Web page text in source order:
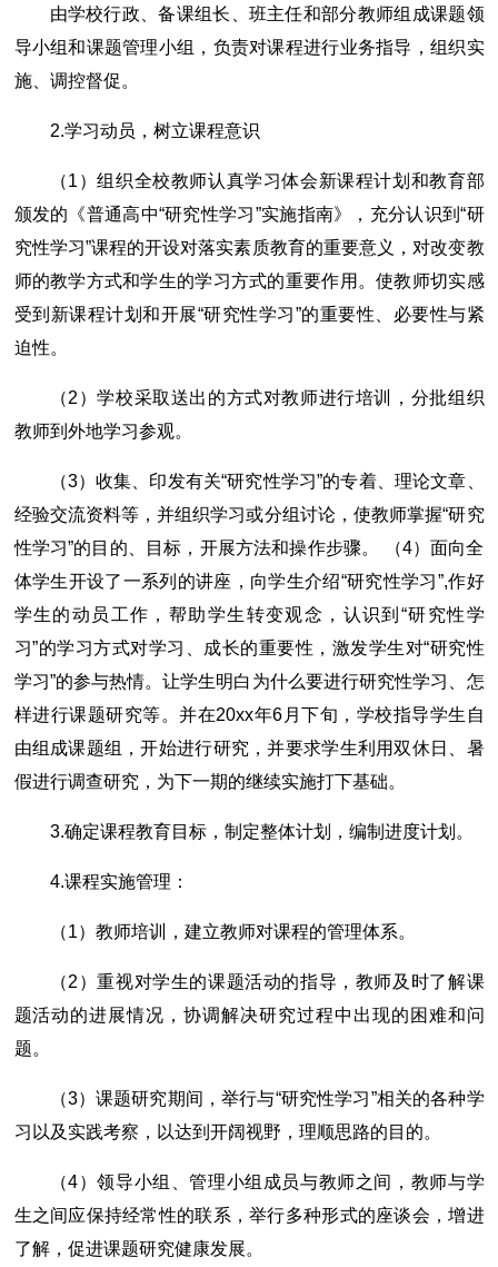
由学校行政、备课组长、班主任和部分教师组成课题领
导小组和课题管理小组，负责对课程进行业务指导，组织实
施、调控督促。
2.学习动员，树立课程意识
（1）组织全校教师认真学习体会新课程计划和教育部
颁发的《普通高中“研究性学习”实施指南》，充分认识到“研
究性学习”课程的开设对落实素质教育的重要意义，对改变教
师的教学方式和学生的学习方式的重要作用。使教师切实感
受到新课程计划和开展“研究性学习”的重要性、必要性与紧
迫性。
（2）学校采取送出的方式对教师进行培训，分批组织
教师到外地学习参观。
（3）收集、印发有关“研究性学习”的专着、理论文章、
经验交流资料等，并组织学习或分组讨论，使教师掌握“研究
性学习”的目的、目标，开展方法和操作步骤。 （4）面向全
体学生开设了一系列的讲座，向学生介绍“研究性学习”,作好
学生的动员工作，帮助学生转变观念，认识到“研究性学
习”的学习方式对学习、成长的重要性，激发学生对“研究性
学习”的参与热情。让学生明白为什么要进行研究性学习、怎
样进行课题研究等。并在20xx年6月下旬，学校指导学生自
由组成课题组，开始进行研究，并要求学生利用双休日、暑
假进行调查研究，为下一期的继续实施打下基础。
3.确定课程教育目标，制定整体计划，编制进度计划。
4.课程实施管理：
（1）教师培训，建立教师对课程的管理体系。
（2）重视对学生的课题活动的指导，教师及时了解课
题活动的进展情况，协调解决研究过程中出现的困难和问
题。
（3）课题研究期间，举行与“研究性学习”相关的各种学
习以及实践考察，以达到开阔视野，理顺思路的目的。
（4）领导小组、管理小组成员与教师之间，教师与学
生之间应保持经常性的联系，举行多种形式的座谈会，增进
了解，促进课题研究健康发展。